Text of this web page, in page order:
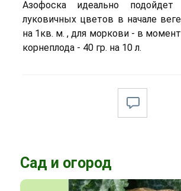
Азофоска идеально
луковичных цветов в начале
на 1кв. м. , для моркови - в
корнеплода - 40 гр. на 10 л.
Сад и огород